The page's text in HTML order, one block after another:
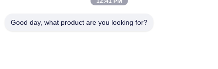
Good day, what product are you looking for?